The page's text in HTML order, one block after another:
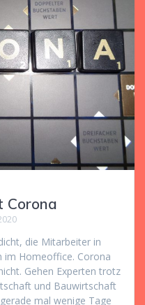
Corona
die Mitarbeiter in
im Homeoffice. Corona
Gehen Experten trotz
und Bauwirtschaft
mal wenige Tage